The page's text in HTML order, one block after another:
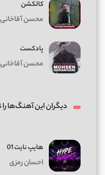
کالکشن
محسن آقاخانی
پادکست
محسن آقاخانی
دیگران این آهنگ‌ها را
هایپ نایت 01
احسان رمزی